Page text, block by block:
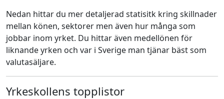
Nedan hittar du mer detaljerad statisitk kring skillnader
mellan könen, sektorer men även hur många som
jobbar inom yrket. Du hittar även medellönen för
liknande yrken och var i Sverige man tjänar bäst som
valutasäljare.
Yrkeskollens topplistor